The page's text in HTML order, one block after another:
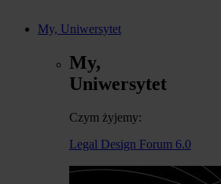
My, Uniwersytet
My,
Uniwersytet
Czym żyjemy:
Legal Design Forum 6.0